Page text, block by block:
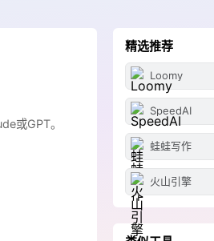
或GPT。
精选推荐
Loomy
SpeedAI
蛙蛙写作
火山引擎